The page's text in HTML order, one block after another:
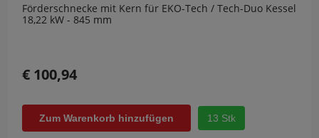
Förderschnecke mit Kern für EKO-Tech / Tech-Duo Kessel
18,22 kW - 845 mm
€ 100,94
Zum Warenkorb hinzufügen 13 Stk